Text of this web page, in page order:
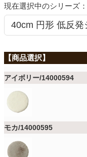
寝具
ファブリック
シリーズ：
アイボリー/14000594
モカ/14000595